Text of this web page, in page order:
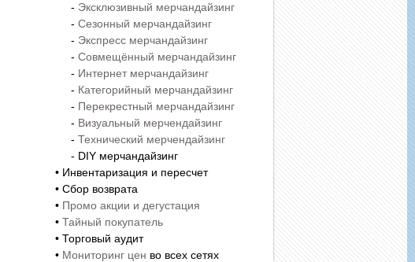
- Эксклюзивный мерчандайзинг
- Сезонный мерчандайзинг
- Экспресс мерчандайзинг
- Совмещённый мерчандайзинг
- Интернет мерчандайзинг
- Категорийный мерчандайзинг
- Перекрестный мерчандайзинг
- Визуальный мерчендайзинг
- Технический мерчендайзинг
- DIY мерчандайзинг
• Инвентаризация и пересчет
• Сбор возврата
• Промо акции и дегустация
• Тайный покупатель
• Торговый аудит
• Мониторинг цен во всех сетях